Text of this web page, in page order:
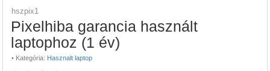
hszpix1
Pixelhiba garancia használt
laptophoz (1 év)
• Kategória: Hasznalt laptop